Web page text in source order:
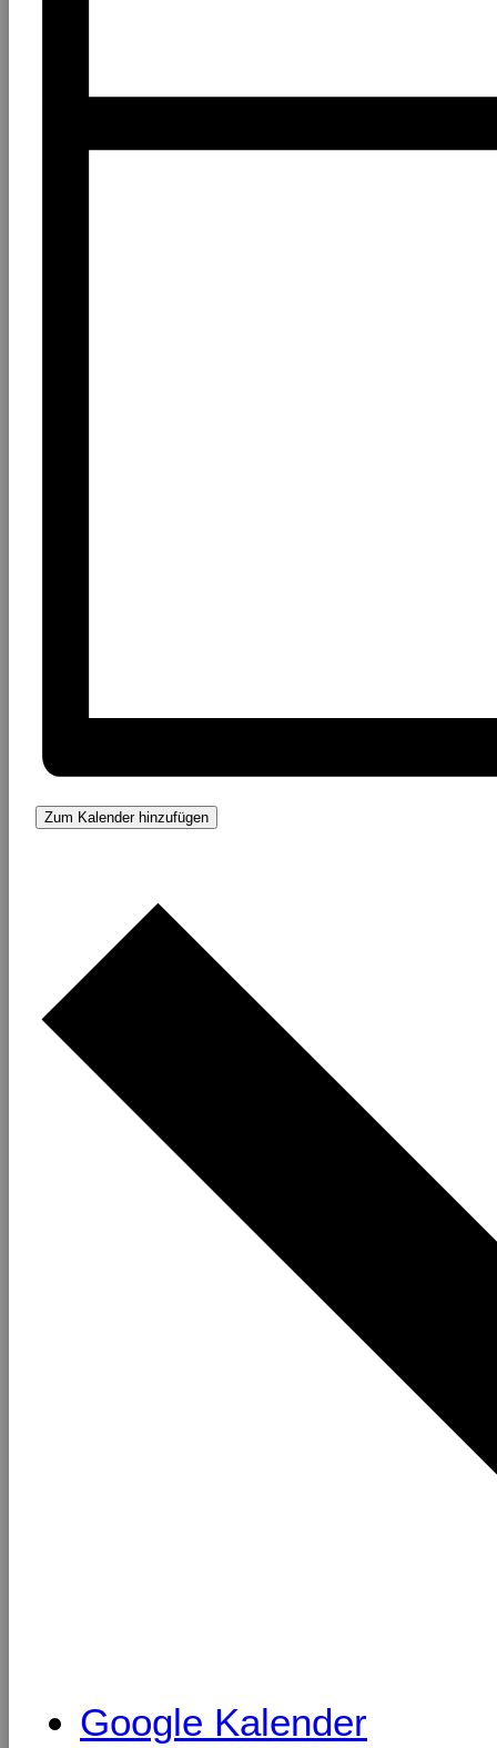
Zum Kalender hinzufügen
Google Kalender